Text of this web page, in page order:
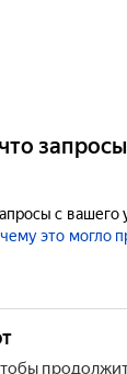
с вашего
это могло